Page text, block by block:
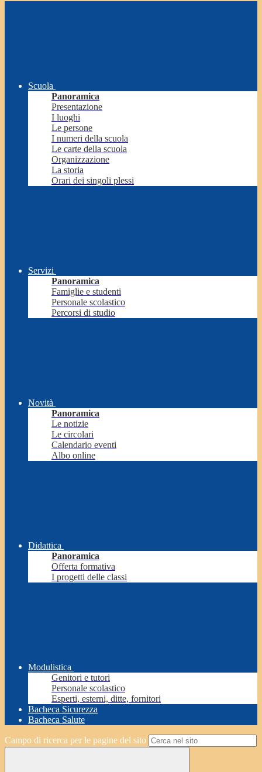
Scuola
Panoramica
Presentazione
I luoghi
Le persone
I numeri della scuola
Le carte della scuola
Organizzazione
La storia
Orari dei singoli plessi
Servizi
Panoramica
Famiglie e studenti
Personale scolastico
Percorsi di studio
Novità
Panoramica
Le notizie
Le circolari
Calendario eventi
Albo online
Didattica
Panoramica
Offerta formativa
I progetti delle classi
Modulistica
Genitori e tutori
Personale scolastico
Esperti, esterni, ditte, fornitori
Bacheca Sicurezza
Bacheca Salute
Campo di ricerca per le pagine del sito